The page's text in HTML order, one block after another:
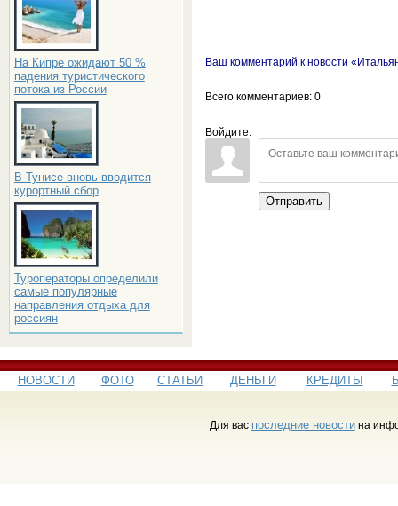
На Кипре ожидают 50 %
падения туристического
потока из России
В Тунисе вновь вводится
курортный сбор
Туроператоры определили
самые популярные
направления отдыха для
россиян
Ваш комментарий к новости
Всего комментариев: 0
Войдите:
Отправить
НОВОСТИ ФОТО СТАТЬИ ДЕНЬГИ КРЕДИТЫ
Для вас последние новостина